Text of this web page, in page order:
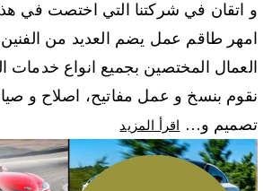
و اتقان في شركتنا التي اختصت في هذا
امهر طاقم عمل يضم العديد من
العمال المختصين بجميع انواع خدمات
نقوم بنسخ و عمل مفاتيح، اصلاح و
تصميم و…
اقرأ المزيد